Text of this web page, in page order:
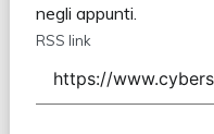
negli appunti.
RSS link